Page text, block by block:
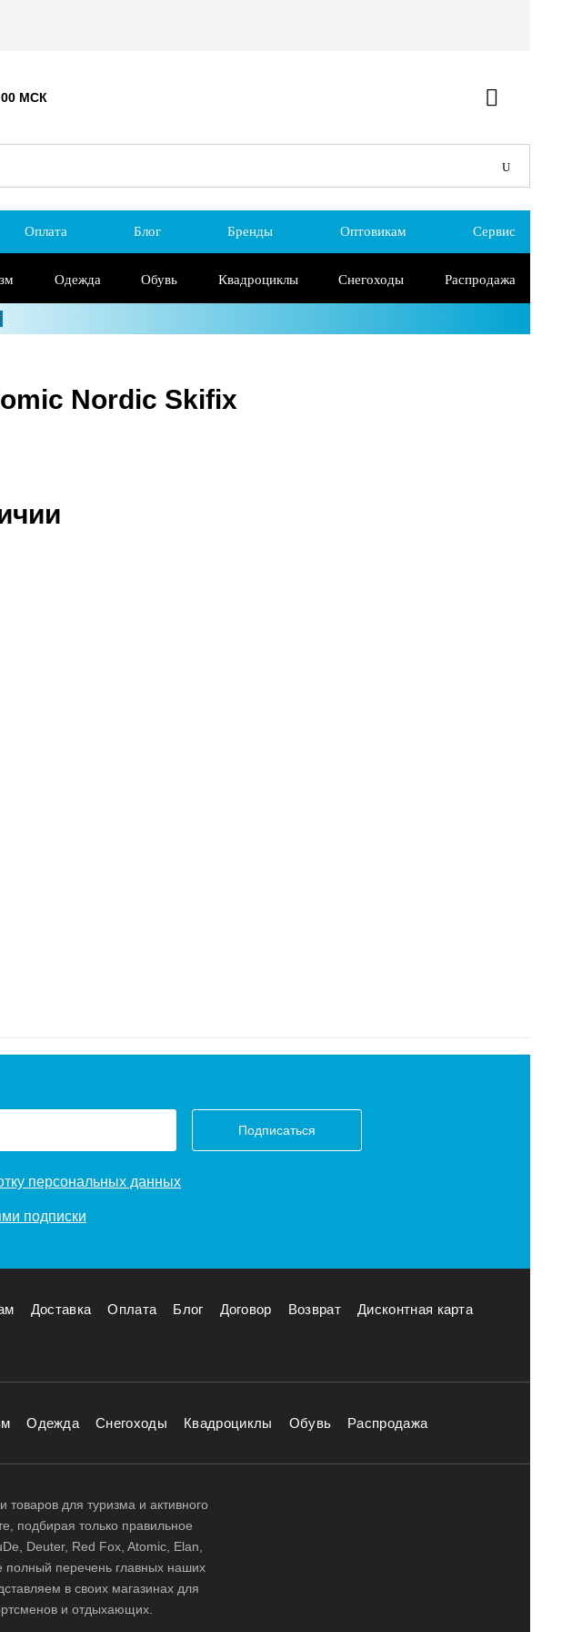
МСК
Оплата Блог Бренды Оптовикам Сервис
Одежда Обувь Квадроциклы Снегоходы Распродажа
Nordic Skifix
Подписаться
персональных данных
подписки
Доставка Оплата Блог Договор Возврат Дисконтная карта
Одежда Снегоходы Квадроциклы Обувь Распродажа
для туризма и активного
подбирая только правильное
Deuter, Red Fox, Atomic, Elan,
полный перечень главных наших
в своих магазинах для
и отдыхающих.